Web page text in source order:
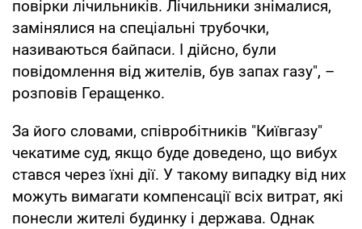
повірки лічильників. Лічильники знімалися,
замінялися на спеціальні трубочки,
називаються байпаси. І дійсно, були
повідомлення від жителів, був запах газу", –
розповів Геращенко.
За його словами, співробітників "Київгазу"
чекатиме суд, якщо буде доведено, що вибух
стався через їхні дії. У такому випадку від них
можуть вимагати компенсації всіх витрат, які
понесли жителі будинку і держава. Однак